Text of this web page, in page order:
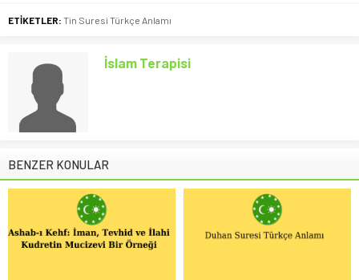
ETİKETLER: Tin Suresi Türkçe Anlamı
İslam Terapisi
BENZER KONULAR